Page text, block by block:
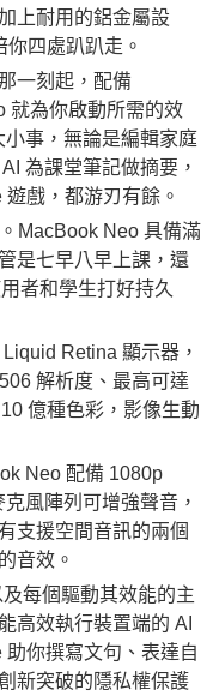
上耐用的鋁金屬設
四處趴趴走。
一刻起，配備
就為你啟動所需的效
事，無論是編輯家庭
為課堂筆記做摘要，
戲，都游刃有餘。
。MacBook Neo 具備滿
是七早八早上課，還
者和學生打好持久
Liquid Retina 顯示器，
解析度、最高可達
億種色彩，影像生動
Neo 配備 1080p
風陣列可增強聲音，
支援空間音訊的兩個
音效。
每個驅動其效能的主
高效執行裝置端的 AI
你撰寫文句、表達自
新突破的隱私權保護